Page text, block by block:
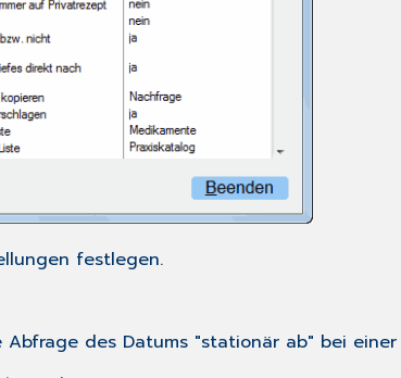
festlegen.
Abfrage des Datums "stationär ab" bei